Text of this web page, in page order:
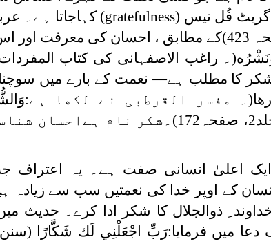
گریٹ فُل نیس (gratefulness)کہاجاتا ہے۔
مشہور ڈکشنری لسان العرب (جلد4، صفحہ 423)کے مطابق ، احسان کی
)۔ راغب الاصفہانی کی کتاب
گیا ہے کہ شکر کا مطلب ہے— نعمت کے بارے میں
)۔ مفسر القرطبی نے لکھا ہے:
(تفسیر القرطبی، جلد2، صفحہ172)۔شکر نام
ایک اعلیٰ انسانی صفت ہے۔ یہ اعتراف
کے اوپر خدا کی نعمتیں سب سے زیادہ
ذوالجلال کا شکر ادا کرے۔ حدیث
دعا میں فرمایا:رَبِّ اجْعَلْنِي لَك شَكَّارًا
(سنن